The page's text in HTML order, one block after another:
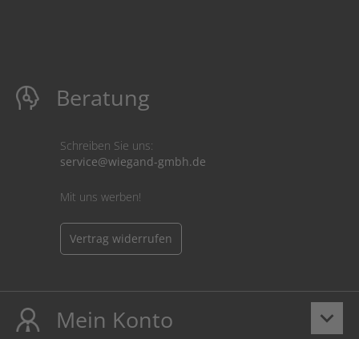
Beratung
Schreiben Sie uns:
service@wiegand-gmbh.de
Mit uns werben!
Vertrag widerrufen
keyboard_arrow_down
Mein Konto